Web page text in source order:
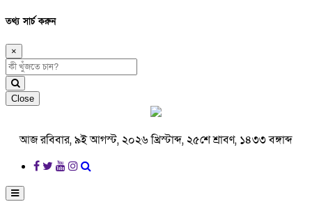
তথ্য সার্চ করুন
×
Close
আজ রবিবার, ৯ই আগস্ট, ২০২৬ খ্রিস্টাব্দ, ২৫শে শ্রাবণ, ১৪৩৩ বঙ্গাব্দ